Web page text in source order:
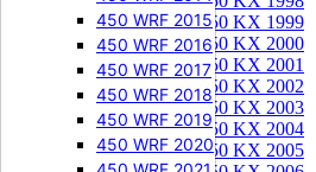
450 WRF 2015
450 WRF 2016
450 WRF 2017
450 WRF 2018
450 WRF 2019
450 WRF 2020
250 KX 1999
250 KX 2000
250 KX 2001
250 KX 2002
250 KX 2003
250 KX 2004
250 KX 2005